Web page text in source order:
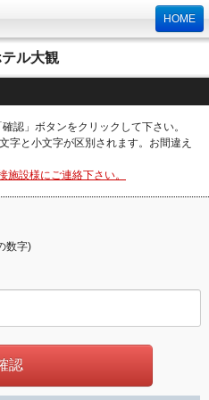
HOME
ル大観
認」ボタンをクリックして下さい。
字と小文字が区別されます。お間違え
設様にご連絡下さい。
数字)